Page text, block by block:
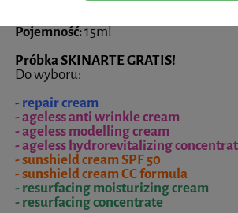
Pojemność:15ml
Próbka SKINARTE GRATIS!
Do wyboru:
- repair cream
- ageless anti wrinkle cream
- ageless modelling cream
- ageless hydrorevitalizing
- sunshield cream SPF 50
- sunshield cream CC formula
- resurfacing moisturizing cream
- resurfacing concentrate